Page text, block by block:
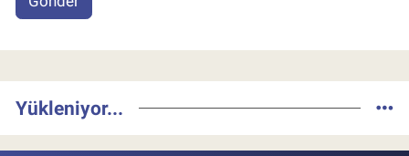
Yükleniyor...